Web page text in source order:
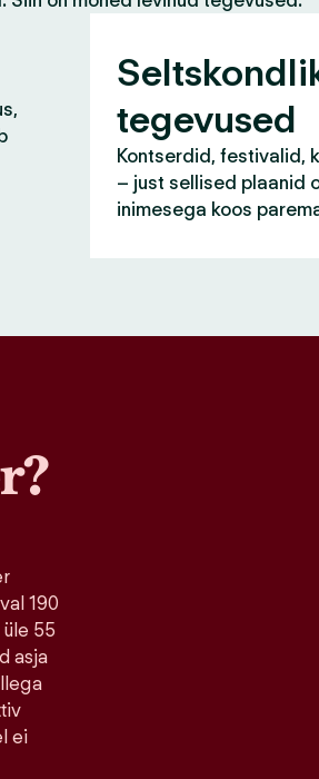
tegevused
Kontserdid, festivalid,
– just sellised plaanid
inimesega koos
190
55
asja
ei